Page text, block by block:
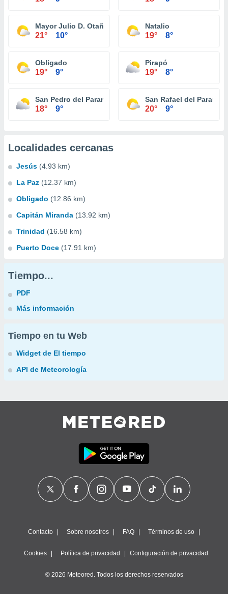
Mayor Julio D. Otaño
21° 10°
Natalio
19° 8°
Obligado
19° 9°
Pirapó
19° 8°
San Pedro del Paraná
18° 9°
San Rafael del Paraná
20° 9°
Localidades cercanas
Jesús (4.93 km)
La Paz (12.37 km)
Obligado (12.86 km)
Capitán Miranda (13.92 km)
Trinidad (16.58 km)
Puerto Doce (17.91 km)
Tiempo...
PDF
Más información
Tiempo en tu Web
Widget de El tiempo
API de Meteorología
Contacto Sobre nosotros FAQ Términos de uso
Cookies Política de privacidad Configuración de privacidad
© 2026 Meteored. Todos los derechos reservados